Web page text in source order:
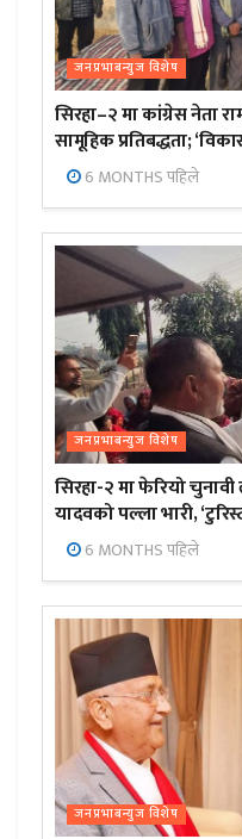
जनप्रभाबन्युज विशेष
सिरहा–२ मा कांग्रेस नेता
सामूहिक प्रतिबद्धता;
6 MONTHS पहिले
जनप्रभाबन्युज विशेष
सिरहा-२ मा फेरियो
यादवको पल्ला भारी,
6 MONTHS पहिले
जनप्रभाबन्युज विशेष